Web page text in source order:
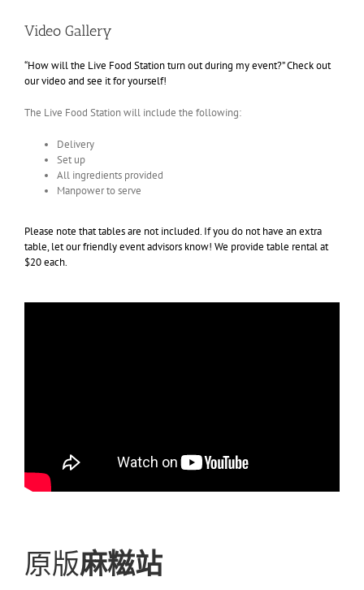
Video Gallery
“How will the Live Food Station turn out during my event?” Check out
our video and see it for yourself!
The Live Food Station will include the following:
Delivery
Set up
All ingredients provided
Manpower to serve
Please note that tables are not included. If you do not have an extra
table, let our friendly event advisors know! We provide table rental at
$20 each.
原版麻糍站